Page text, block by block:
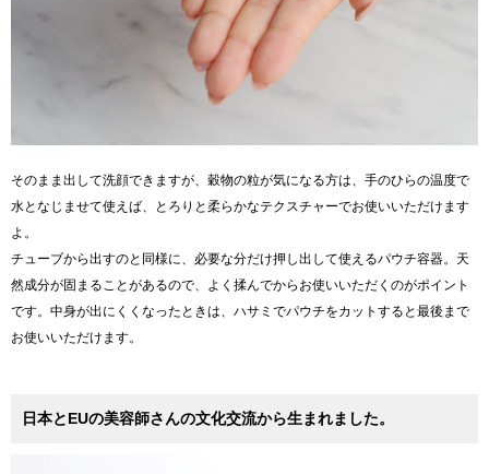
そのまま出して洗顔できますが、穀物の粒が気になる方は、手のひらの温度で
水となじませて使えば、とろりと柔らかなテクスチャーでお使いいただけます
よ。
チューブから出すのと同様に、必要な分だけ押し出して使えるパウチ容器。天
然成分が固まることがあるので、よく揉んでからお使いいただくのがポイント
です。中身が出にくくなったときは、ハサミでパウチをカットすると最後まで
お使いいただけます。
日本とEUの美容師さんの文化交流から生まれました。